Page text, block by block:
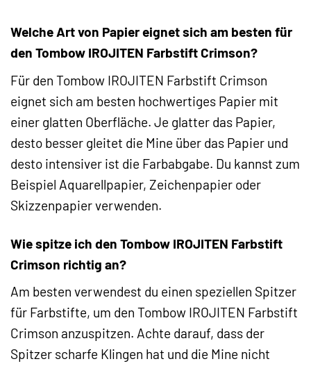
Welche Art von Papier eignet sich am besten für
den Tombow IROJITEN Farbstift Crimson?
Für den Tombow IROJITEN Farbstift Crimson
eignet sich am besten hochwertiges Papier mit
einer glatten Oberfläche. Je glatter das Papier,
desto besser gleitet die Mine über das Papier und
desto intensiver ist die Farbabgabe. Du kannst zum
Beispiel Aquarellpapier, Zeichenpapier oder
Skizzenpapier verwenden.
Wie spitze ich den Tombow IROJITEN Farbstift
Crimson richtig an?
Am besten verwendest du einen speziellen Spitzer
für Farbstifte, um den Tombow IROJITEN Farbstift
Crimson anzuspitzen. Achte darauf, dass der
Spitzer scharfe Klingen hat und die Mine nicht